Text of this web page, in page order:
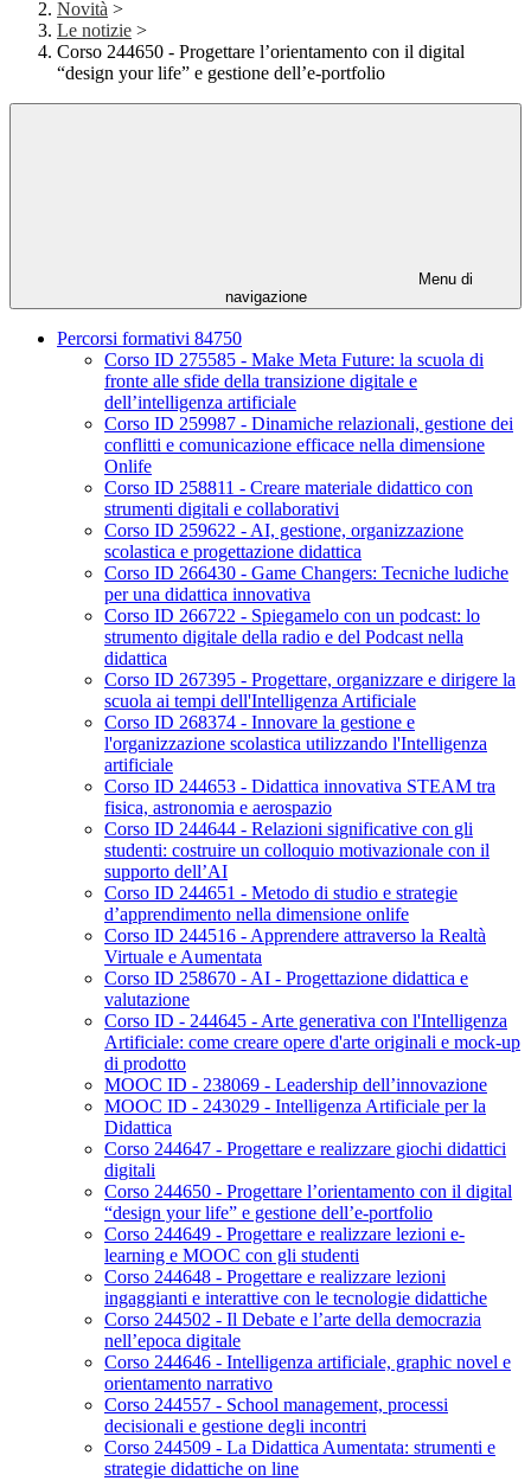
Novità >
Le notizie >
Corso 244650 - Progettare l’orientamento con il digital
“design your life” e gestione dell’e-portfolio
Menu di
navigazione
Percorsi formativi 84750
Corso ID 275585 - Make Meta Future: la scuola di
fronte alle sfide della transizione digitale e
dell’intelligenza artificiale
Corso ID 259987 - Dinamiche relazionali, gestione dei
conflitti e comunicazione efficace nella dimensione
Onlife
Corso ID 258811 - Creare materiale didattico con
strumenti digitali e collaborativi
Corso ID 259622 - AI, gestione, organizzazione
scolastica e progettazione didattica
Corso ID 266430 - Game Changers: Tecniche ludiche
per una didattica innovativa
Corso ID 266722 - Spiegamelo con un podcast: lo
strumento digitale della radio e del Podcast nella
didattica
Corso ID 267395 - Progettare, organizzare e dirigere la
scuola ai tempi dell'Intelligenza Artificiale
Corso ID 268374 - Innovare la gestione e
l'organizzazione scolastica utilizzando l'Intelligenza
artificiale
Corso ID 244653 - Didattica innovativa STEAM tra
fisica, astronomia e aerospazio
Corso ID 244644 - Relazioni significative con gli
studenti: costruire un colloquio motivazionale con il
supporto dell’AI
Corso ID 244651 - Metodo di studio e strategie
d’apprendimento nella dimensione onlife
Corso ID 244516 - Apprendere attraverso la Realtà
Virtuale e Aumentata
Corso ID 258670 - AI - Progettazione didattica e
valutazione
Corso ID - 244645 - Arte generativa con l'Intelligenza
Artificiale: come creare opere d'arte originali e mock-up
di prodotto
MOOC ID - 238069 - Leadership dell’innovazione
MOOC ID - 243029 - Intelligenza Artificiale per la
Didattica
Corso 244647 - Progettare e realizzare giochi didattici
digitali
Corso 244650 - Progettare l’orientamento con il digital
“design your life” e gestione dell’e-portfolio
Corso 244649 - Progettare e realizzare lezioni e-
learning e MOOC con gli studenti
Corso 244648 - Progettare e realizzare lezioni
ingaggianti e interattive con le tecnologie didattiche
Corso 244502 - Il Debate e l’arte della democrazia
nell’epoca digitale
Corso 244646 - Intelligenza artificiale, graphic novel e
orientamento narrativo
Corso 244557 - School management, processi
decisionali e gestione degli incontri
Corso 244509 - La Didattica Aumentata: strumenti e
strategie didattiche on line